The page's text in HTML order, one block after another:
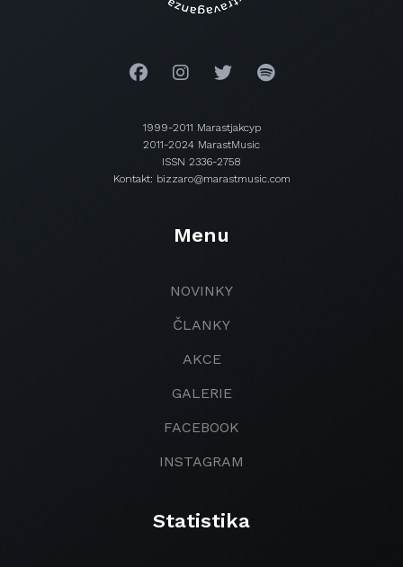
1999-2011 Marastjakcyp
2011-2024 MarastMusic
ISSN 2336-2758
Kontakt: bizzaro@marastmusic.com
Menu
NOVINKY
ČLANKY
AKCE
GALERIE
FACEBOOK
INSTAGRAM
Statistika